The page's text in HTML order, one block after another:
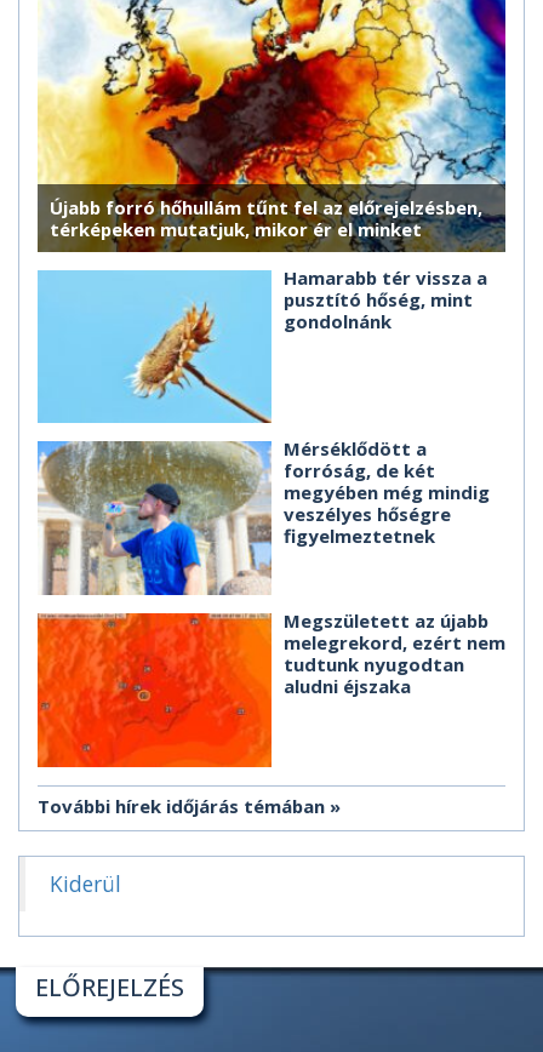
Újabb forró hőhullám tűnt fel az előrejelzésben,
térképeken mutatjuk, mikor ér el minket
Hamarabb tér vissza a
pusztító hőség, mint
gondolnánk
Mérséklődött a
forróság, de két
megyében még mindig
veszélyes hőségre
figyelmeztetnek
Megszületett az újabb
melegrekord, ezért nem
tudtunk nyugodtan
aludni éjszaka
További hírek időjárás témában
Kiderül
ELŐREJELZÉS